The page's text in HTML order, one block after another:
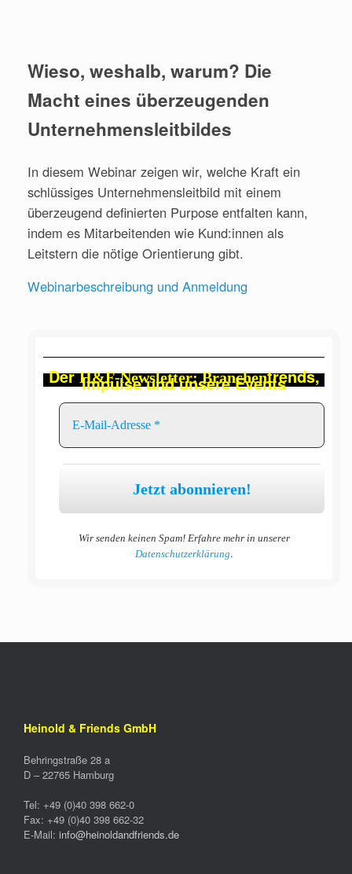
Wieso, weshalb, warum? Die
Macht eines überzeugenden
Unternehmensleitbildes
In diesem Webinar zeigen wir, welche Kraft ein
schlüssiges Unternehmensleitbild mit einem
überzeugend definierten Purpose entfalten kann,
indem es Mitarbeitenden wie Kund:innen als
Leitstern die nötige Orientierung gibt.
Webinarbeschreibung und Anmeldung
DerH&F-Newsletter: Branchentrends,
Impulse und unsere Events
Wir senden keinen Spam! Erfahre mehr in unserer
Datenschutzerklärung.
Heinold & Friends GmbH
Behringstraße 28 a
D –22765 Hamburg
Tel: +49 (0)40 398 662-0
Fax: +49 (0)40 398 662-32
E-Mail: info@heinoldandfriends.de